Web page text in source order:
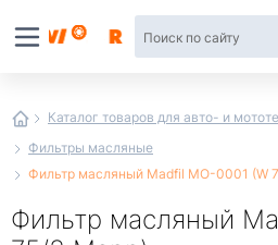
Каталог товаров для авто- и
Фильтры масляные
Фильтр масляный Madfil MO-0001 (W
Фильтр масляный
интернет-